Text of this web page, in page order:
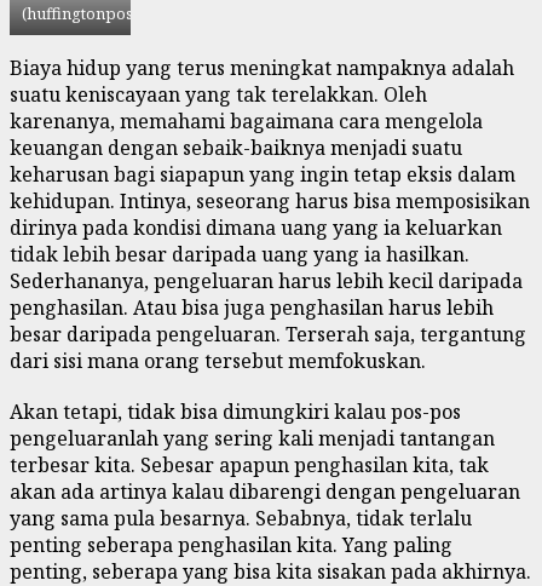
(huffingtonpost.com)
Biaya hidup yang terus meningkat nampaknya adalah
suatu keniscayaan yang tak terelakkan. Oleh
karenanya, memahami bagaimana cara mengelola
keuangan dengan sebaik-baiknya menjadi suatu
keharusan bagi siapapun yang ingin tetap eksis dalam
kehidupan. Intinya, seseorang harus bisa memposisikan
dirinya pada kondisi dimana uang yang ia keluarkan
tidak lebih besar daripada uang yang ia hasilkan.
Sederhananya, pengeluaran harus lebih kecil daripada
penghasilan. Atau bisa juga penghasilan harus lebih
besar daripada pengeluaran. Terserah saja, tergantung
dari sisi mana orang tersebut memfokuskan.
Akan tetapi, tidak bisa dimungkiri kalau pos-pos
pengeluaranlah yang sering kali menjadi tantangan
terbesar kita. Sebesar apapun penghasilan kita, tak
akan ada artinya kalau dibarengi dengan pengeluaran
yang sama pula besarnya. Sebabnya, tidak terlalu
penting seberapa penghasilan kita. Yang paling
penting, seberapa yang bisa kita sisakan pada akhirnya.